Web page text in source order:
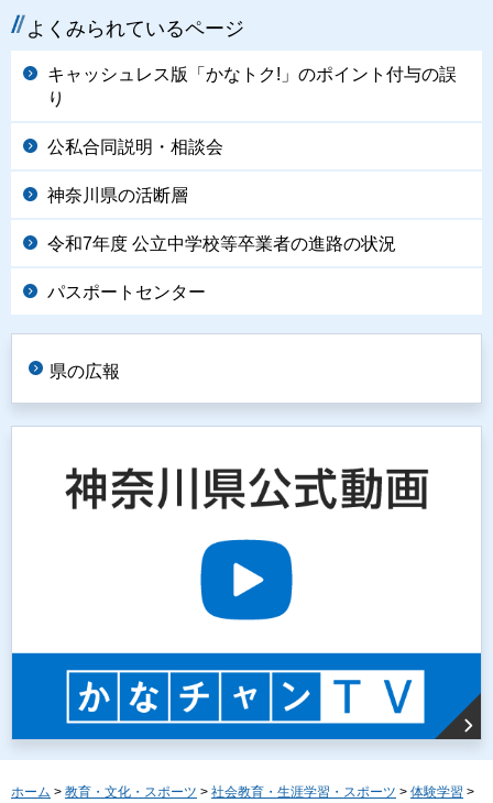
よくみられているページ
キャッシュレス版「かなトク!」のポイント付与の誤
り
公私合同説明・相談会
神奈川県の活断層
令和7年度 公立中学校等卒業者の進路の状況
パスポートセンター
県の広報
ホーム > 教育・文化・スポーツ > 社会教育・生涯学習・スポーツ > 体験学習 >